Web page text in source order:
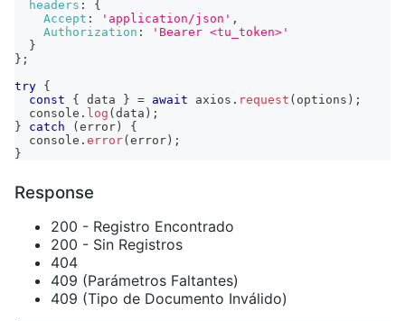
headers :
{
Accept : 'application/json' ,
Authorization :
'Bearer <tu_token>'
}
} ;
try {
const
{ data } = await axios . request ( options ) ;
console . log ( data ) ;
}
catch ( error )
{
console . error( error ) ;
}
Response
200 - Registro Encontrado
200 - Sin Registros
404
409 (Parámetros Faltantes)
409 (Tipo de Documento Inválido)